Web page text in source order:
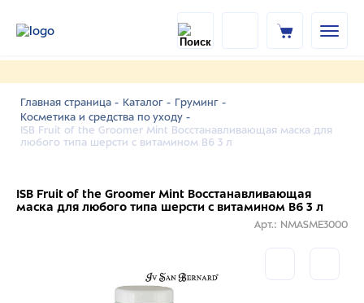
Главная страница - Каталог - Груминг -
Косметика и средства по уходу -
ISB Fruit of the Groomer Mint Восстанавливающая маска для
любого типа шерсти с витамином В6 3 л
ISB Fruit of the Groomer Mint Восстанавливающая
маска для любого типа шерсти с витамином В6 3 л
Арт.: NMASME3000